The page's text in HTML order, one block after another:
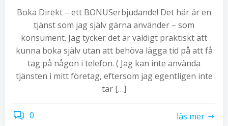
Boka Direkt – ett BONUSerbjudande! Det här är en
tjänst som jag själv gärna använder – som
konsument. Jag tycker det är väldigt praktiskt att
kunna boka själv utan att behöva lägga tid på att få
tag på någon i telefon. ( Jag kan inte använda
tjänsten i mitt företag, eftersom jag egentligen inte
tar […]
0 läs mer